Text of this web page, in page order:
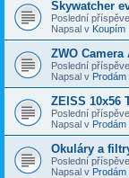
Skywatcher
Poslední
Napsal v Koupím
ZWO
Poslední
Napsal v Prodám
ZEISS 10x56
Poslední
Napsal v Prodám
Okuláry a
Poslední
Napsal v Prodám